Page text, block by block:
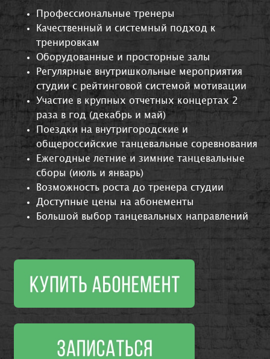
Профессиональные тренеры
Качественный и системный подход к
тренировкам
Оборудованные и просторные залы
Регулярные внутришкольные мероприятия
студии с рейтинговой системой мотивации
Участие в крупных отчетных концертах 2
раза в год (декабрь и май)
Поездки на внутригородские и
общероссийские танцевальные соревнования
Ежегодные летние и зимние танцевальные
сборы (июль и январь)
Возможность роста до тренера студии
Доступные цены на абонементы
Большой выбор танцевальных направлений